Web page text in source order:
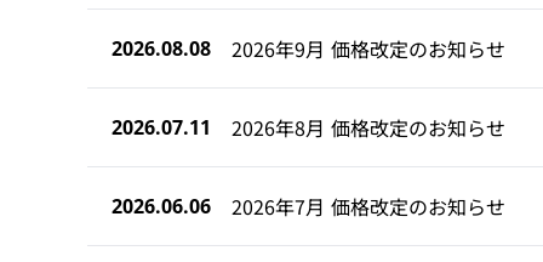
2026.08.08 2026年9月 価格改定のお知らせ
2026.07.11 2026年8月 価格改定のお知らせ
2026.06.06 2026年7月 価格改定のお知らせ